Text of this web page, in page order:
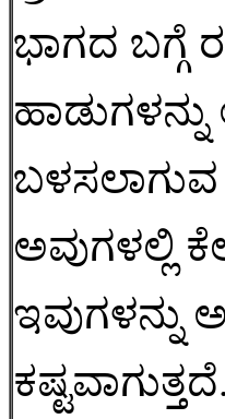
ಭಾಗದ
ಅವುಗಳಲ್ಲಿ
ಇವುಗಳನ್ನು
ಕಷ್ಟವಾಗುತ್ತದೆ.